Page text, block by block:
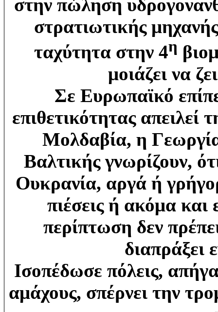
στην πώληση
στρατιωτικής
ταχύτητα στην 4η
μοιάζει να
Σε Ευρωπαϊκό
επιθετικότητας
Μολδαβία, η
Βαλτικής γνωρίζουν,
Ουκρανία, αργά ή
πιέσεις ή ακόμα και
περίπτωση δεν
διαπράξει
Ισοπέδωσε πόλεις,
αμάχους, σπέρνει την